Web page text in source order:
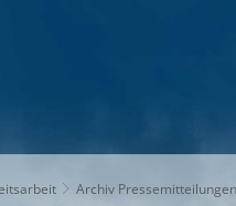
Archiv Pressemitteilungen